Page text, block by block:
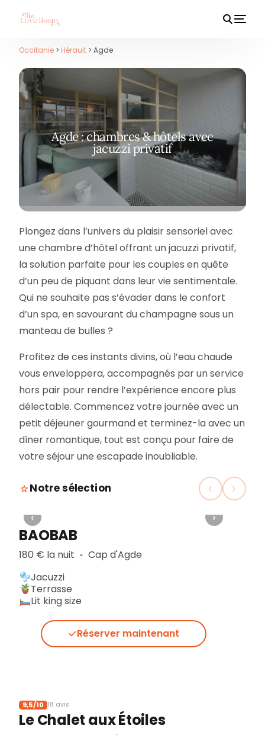
Occitanie > Hérault > Agde
Agde : chambres & hôtels avec
jacuzzi privatif
Plongez dans l’univers du plaisir sensoriel avec
une chambre d’hôtel offrant un jacuzzi privatif,
la solution parfaite pour les couples en quête
d’un peu de piquant dans leur vie sentimentale.
Qui ne souhaite pas s’évader dans le confort
d’un spa, en savourant du champagne sous un
manteau de bulles ?
Profitez de ces instants divins, où l’eau chaude
vous enveloppera, accompagnés par un service
hors pair pour rendre l’expérience encore plus
délectable. Commencez votre journée avec un
petit déjeuner gourmand et terminez-la avec un
dîner romantique, tout est conçu pour faire de
votre séjour une escapade inoubliable.
Notre sélection ‹ ›
‹ ›
BAOBAB
180 € la nuit ▪︎ Cap d'Agde
Jacuzzi
Terrasse
Lit king size
Réserver maintenant
9,5/10 18 avis
Le Chalet aux Étoiles